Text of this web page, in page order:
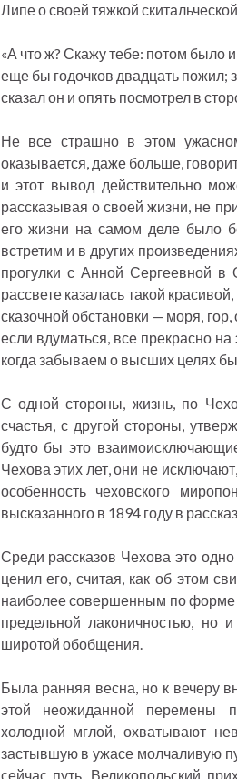
Липе о своей тяжкой
«А что ж? Скажу тебе: потом было
еще бы годочков двадцать пожил;
сказал он и опять посмотрел в
Не все страшно в этом
оказывается, даже больше,
и этот вывод действительно
рассказывая о своей жизни, не
его жизни на самом деле было
встретим и в других
прогулки с Анной Сергеевной
рассвете казалась такой
сказочной обстановки — моря,
если вдуматься, все прекрасно
когда забываем о высших целях
С одной стороны, жизнь, по
счастья, с другой стороны,
будто бы это
Чехова этих лет, они не
особенность чеховского
высказанного в 1894 году в
Среди рассказов Чехова это
ценил его, считая, как об этом
наиболее совершенным по форме
предельной лаконичностью, но
широтой обобщения.
Была ранняя весна, но к вечеру
этой неожиданной перемены
холодной мглой, охватывают
застывшую в ужасе молчаливую
сейчас путь, Великопольский